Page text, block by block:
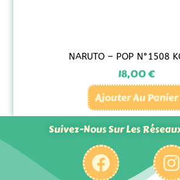
NARUTO – POP N°1508
18,00€
Ajouter Au Panier
Suivez-Nous Sur Les